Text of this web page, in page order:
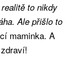
realitě to nikdy
Ale přišlo to
maminka. A